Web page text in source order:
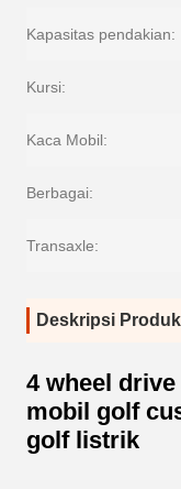
Kapasitas pendakian:
Kursi:
Kaca Mobil:
Berbagai:
Transaxle:
Deskripsi Produk
4 wheel
mobil golf
golf listrik